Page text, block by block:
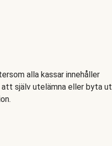
alla kassar innehåller
själv utelämna eller byta ut